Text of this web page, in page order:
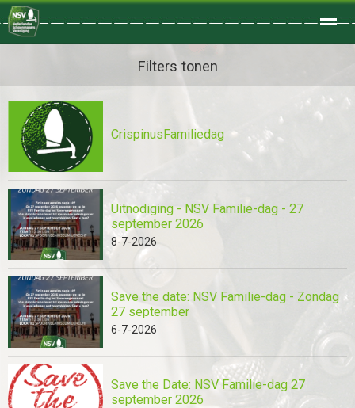
Home Foto's
Filters tonen
CrispinusFamiliedag
Uitnodiging - NSV Familie-dag - 27
september 2026
8-7-2026
Save the date: NSV Familie-dag - Zondag
27 september
6-7-2026
Save the Date: NSV Familie-dag 27
september 2026